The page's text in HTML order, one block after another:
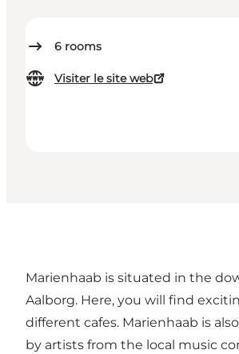
6 rooms
Visiter le site web
Marienhaab is situated in the
Aalborg. Here, you will find
different cafes. Marienhaab is
by artists from the local music